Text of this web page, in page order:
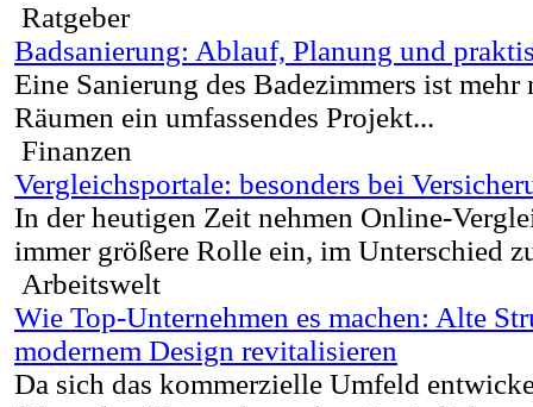
Ratgeber
Badsanierung: Ablauf, Planung und
Eine Sanierung des Badezimmers ist mehr
Räumen ein umfassendes Projekt...
Finanzen
Vergleichsportale: besonders bei
In der heutigen Zeit nehmen Online-
immer größere Rolle ein, im Unterschied
Arbeitswelt
Wie Top-Unternehmen es machen: Alte
modernem Design revitalisieren
Da sich das kommerzielle Umfeld